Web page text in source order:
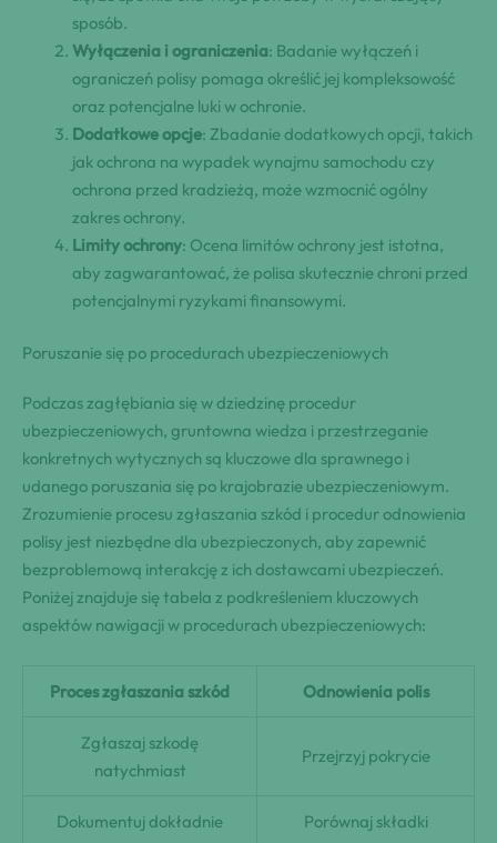
sposób.
Wyłączenia i ograniczenia: Badanie wyłączeń i
ograniczeń polisy pomaga określić jej kompleksowość
oraz potencjalne luki w ochronie.
Dodatkowe opcje: Zbadanie dodatkowych opcji, takich
jak ochrona na wypadek wynajmu samochodu czy
ochrona przed kradzieżą, może wzmocnić ogólny
zakres ochrony.
Limity ochrony: Ocena limitów ochrony jest istotna,
aby zagwarantować, że polisa skutecznie chroni przed
potencjalnymi ryzykami finansowymi.
Poruszanie się po procedurach ubezpieczeniowych
Podczas zagłębiania się w dziedzinę procedur
ubezpieczeniowych, gruntowna wiedza i przestrzeganie
konkretnych wytycznych są kluczowe dla sprawnego i
udanego poruszania się po krajobrazie ubezpieczeniowym.
Zrozumienie procesu zgłaszania szkód i procedur odnowienia
polisy jest niezbędne dla ubezpieczonych, aby zapewnić
bezproblemową interakcję z ich dostawcami ubezpieczeń.
Poniżej znajduje się tabela z podkreśleniem kluczowych
aspektów nawigacji w procedurach ubezpieczeniowych:
Proces zgłaszania szkód Odnowienia polis
Zgłaszaj szkodę
natychmiast
Przejrzyj pokrycie
Dokumentuj dokładnie Porównaj składki